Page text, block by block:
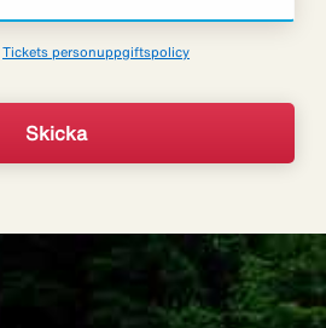
Tickets personuppgiftspolicy